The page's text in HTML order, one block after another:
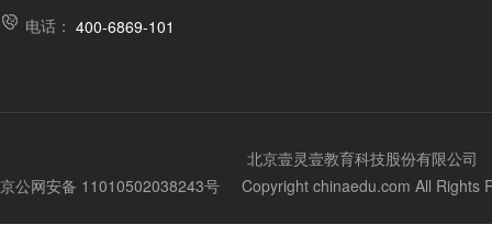
电话： 400-6869-101
北京壹灵壹教育科技股份有限公司
京公网安备 11010502038243号 Copyright chinaedu.com All